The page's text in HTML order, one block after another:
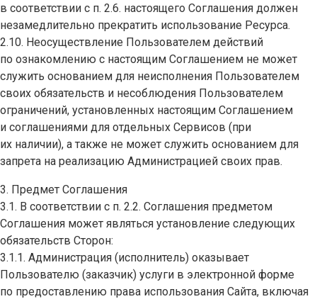
в соответствии с п. 2.6. настоящего Соглашения должен
незамедлительно прекратить использование Ресурса.
2.10. Неосуществление Пользователем действий
по ознакомлению с настоящим Соглашением не может
служить основанием для неисполнения Пользователем
своих обязательств и несоблюдения Пользователем
ограничений, установленных настоящим Соглашением
и соглашениями для отдельных Сервисов (при
их наличии), а также не может служить основанием для
запрета на реализацию Администрацией своих прав.
3. Предмет Соглашения
3.1. В соответствии с п. 2.2. Соглашения предметом
Соглашения может являться установление следующих
обязательств Сторон:
3.1.1. Администрация (исполнитель) оказывает
Пользователю (заказчик) услуги в электронной форме
по предоставлению права использования Сайта, включая